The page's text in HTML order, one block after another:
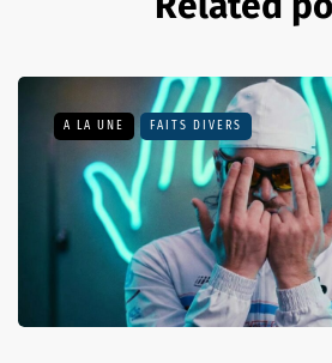
A LA UNE FAITS DIVERS